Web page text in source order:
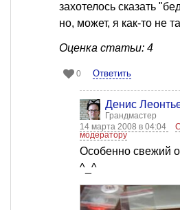
захотелось сказать
но, может, я как-то не
Оценка статьи: 4
0 Ответить
Денис
Грандмастер
14 марта 2008 в 04:04
модератору
Особенно свежий
^_^